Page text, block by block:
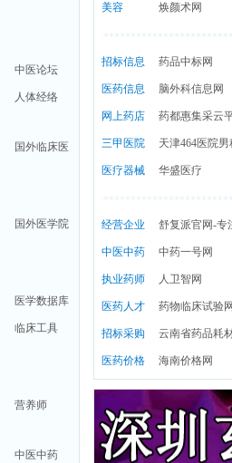
中医论坛
人体经络
国外临床医
国外医学院
医学数据库
临床工具
营养师
中医中药
美容 焕颜术网
招标信息 药品中标网
医药信息 脑外科信息网
网上药店 药都惠集采云
三甲医院 天津464医院男
医疗器械 华盛医疗
经营企业 舒复派官网-专
中医中药 中药一号网
执业药师 人卫智网
医药人才 药物临床试验
招标采购 云南省药品耗
医药价格 海南价格网